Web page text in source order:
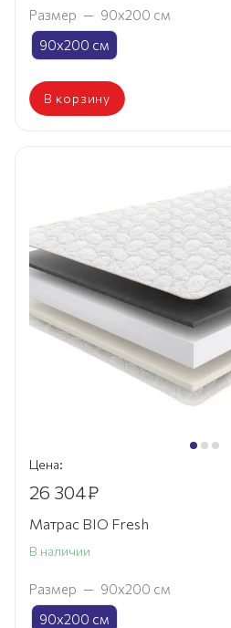
Размер — 90х200 см
90х200 см
В корзину
Цена:
26 304₽
Матрас BIO Fresh
В наличии
Размер — 90х200 см
90х200 см